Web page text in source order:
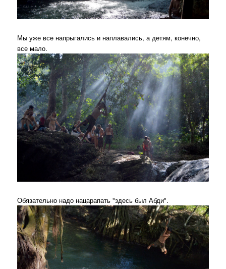
Мы уже все напрыгались и наплавались, а детям, конечно,
все мало.
Обязательно надо нацарапать "здесь был Абди".